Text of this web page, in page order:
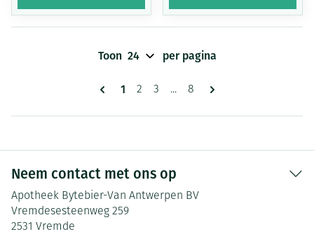
Pagina's
U lees momenteel pagina
1 Pagina
2 Pagina
3 ... Pagina
8
Toon per pagina
Neem contact met ons op
Apotheek Bytebier-Van Antwerpen BV
Vremdesesteenweg 259
2531 Vremde